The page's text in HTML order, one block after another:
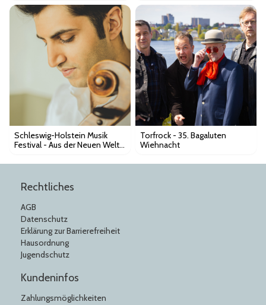
Schleswig-Holstein Musik
Festival - Aus der Neuen Welt
Torfrock - 35. Bagaluten
Wiehnacht
Rechtliches
AGB
Datenschutz
Erklärung zur Barrierefreiheit
Hausordnung
Jugendschutz
Kundeninfos
Zahlungsmöglichkeiten